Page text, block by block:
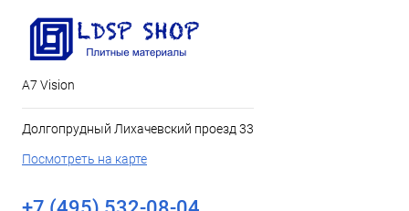
А7 Vision
Долгопрудный Лихачевский проезд 33
Посмотреть на карте